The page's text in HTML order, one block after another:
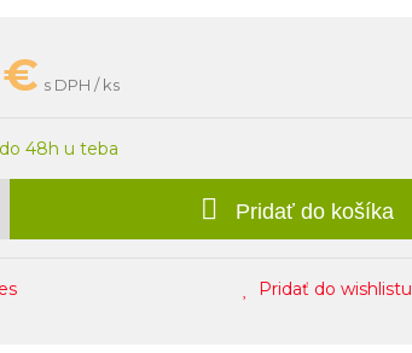
€ s DPH / ks
48h u teba
Pridať do košíka
Pridať do wishlistu